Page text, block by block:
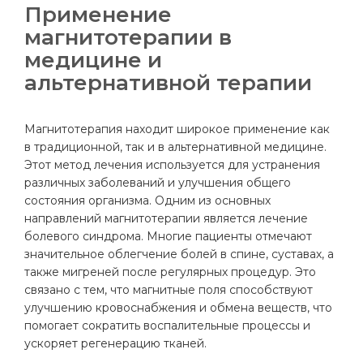
Применение
магнитотерапии в
медицине и
альтернативной терапии
Магнитотерапия находит широкое применение как
в традиционной, так и в альтернативной медицине.
Этот метод лечения используется для устранения
различных заболеваний и улучшения общего
состояния организма. Одним из основных
направлений магнитотерапии является лечение
болевого синдрома. Многие пациенты отмечают
значительное облегчение болей в спине, суставах, а
также мигреней после регулярных процедур. Это
связано с тем, что магнитные поля способствуют
улучшению кровоснабжения и обмена веществ, что
помогает сократить воспалительные процессы и
ускоряет регенерацию тканей.